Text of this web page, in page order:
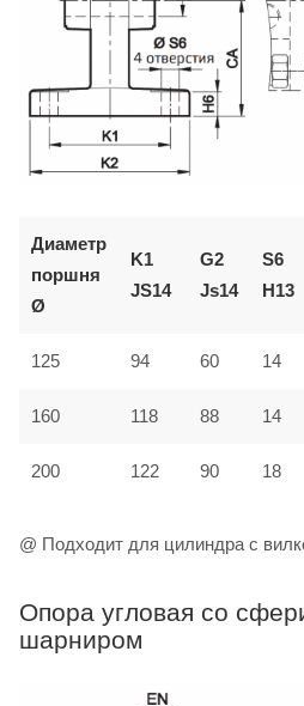
Диаметр
поршня
Ø
K1
JS14
G2
Js14
S6
H13
125 94 60 14
160 118 88 14
200 122 90 18
@ Подходит для цилиндра с
Опора угловая со
шарниром